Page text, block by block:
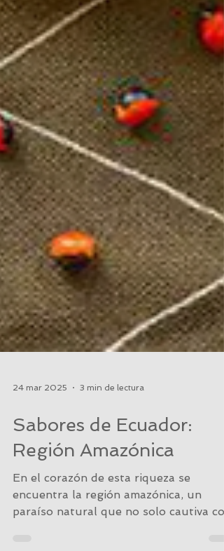
24 mar 2025 3 min de lectura
Sabores de Ecuador:
Región Amazónica
En el corazón de esta riqueza se
encuentra la región amazónica, un